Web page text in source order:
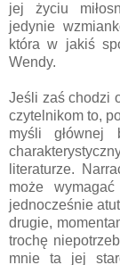
jej życiu
jedynie
która w jakiś
Wendy.
Jeśli zaś chodzi
czytelnikom to,
myśli głównej
literaturze.
może
jednocześnie
drugie,
trochę
mnie ta jej